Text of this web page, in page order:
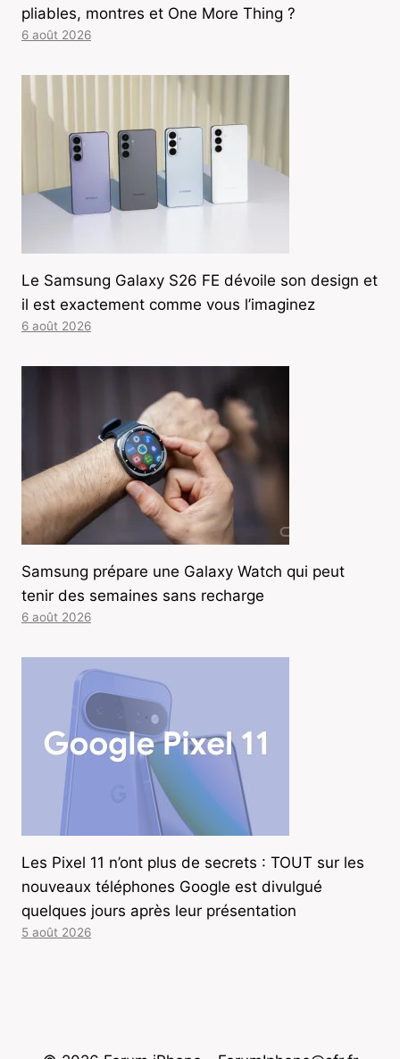
pliables, montres et One More Thing ?
6 août 2026
Le Samsung Galaxy S26 FE dévoile son design et
il est exactement comme vous l’imaginez
6 août 2026
Samsung prépare une Galaxy Watch qui peut
tenir des semaines sans recharge
6 août 2026
Les Pixel 11 n’ont plus de secrets : TOUT sur les
nouveaux téléphones Google est divulgué
quelques jours après leur présentation
5 août 2026